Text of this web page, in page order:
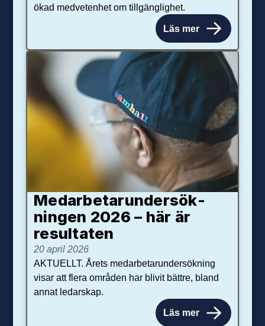
ökad medvetenhet om tillgänglighet.
Läs mer
Medarbetar­under­sök­
ningen 2026 – här är
resultaten
20 april 2026
AKTUELLT. Årets medarbetarundersökning
visar att flera områden har blivit bättre, bland
annat ledarskap.
Läs mer